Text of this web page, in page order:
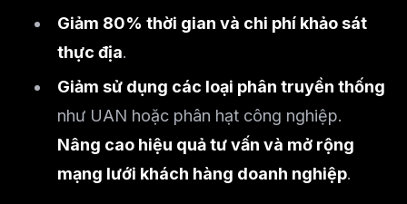
Giảm 80% thời gian và chi phí khảo sát
thực địa.
Giảm sử dụng các loại phân truyền thống
như UAN hoặc phân hạt công nghiệp.
Nâng cao hiệu quả tư vấn và mở rộng
mạng lưới khách hàng doanh nghiệp.